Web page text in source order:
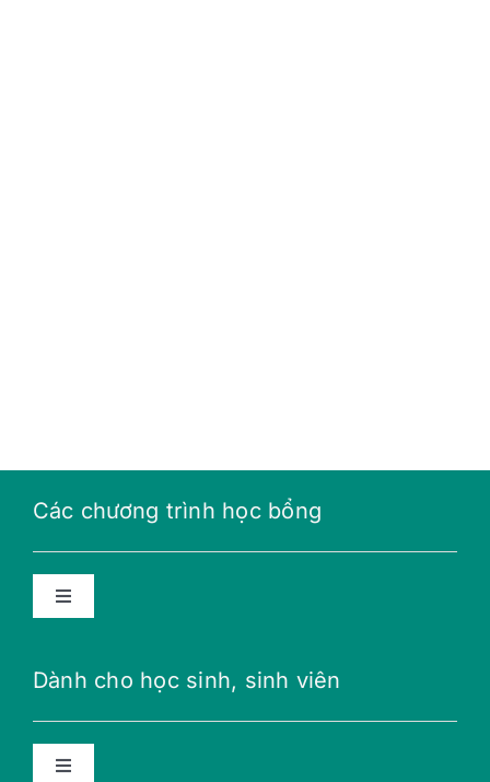
Các chương trình học bổng
Toggle
Học bổng THPT
Dành cho học sinh, sinh viên
Toggle